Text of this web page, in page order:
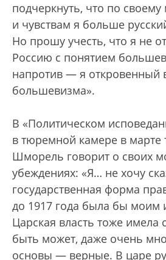
подчеркнуть, что по
и чувствам я больше
Но прошу учесть, что я не
Россию с понятием
напротив — я откровенный
большевизма».
В «Политическом
в тюремной камере в марте
Шморель говорит о своих
убеждениях: «Я… не хочу
государственная форма
до 1917 года была бы моим
Царская власть тоже имела
быть может, даже очень
основы — верные. В царе